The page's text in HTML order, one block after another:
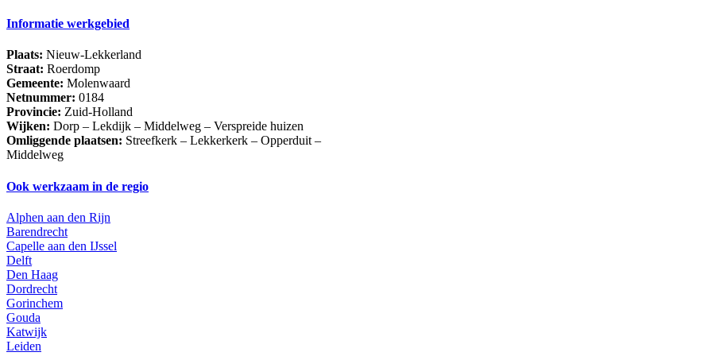
Informatie werkgebied
Plaats: Nieuw-Lekkerland
Straat: Roerdomp
Gemeente: Molenwaard
Netnummer: 0184
Provincie: Zuid-Holland
Wijken: Dorp – Lekdijk – Middelweg – Verspreide huizen
Omliggende plaatsen: Streefkerk – Lekkerkerk – Opperduit –
Middelweg
Ook werkzaam in de regio
Alphen aan den Rijn
Barendrecht
Capelle aan den IJssel
Delft
Den Haag
Dordrecht
Gorinchem
Gouda
Katwijk
Leiden